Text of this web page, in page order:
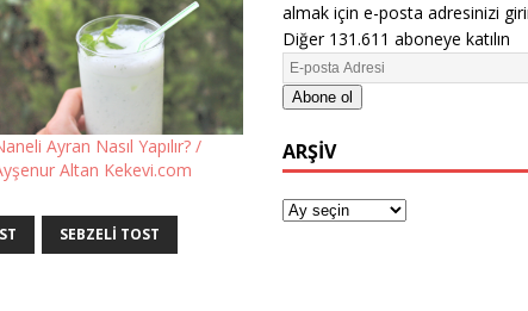
Ayran Nasıl Yapılır? /
Altan Kekevi.com
SEBZELI TOST
almak için e-posta adresinizi
Diğer 131.611 aboneye katılın
Abone ol
ARŞIV